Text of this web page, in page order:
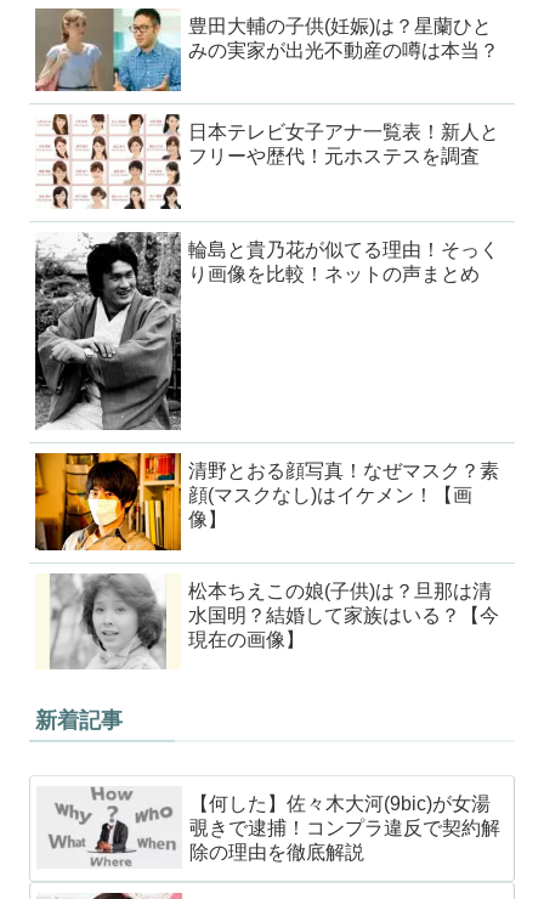
豊田大輔の子供(妊娠)は？星蘭ひと
みの実家が出光不動産の噂は本当？
日本テレビ女子アナ一覧表！新人と
フリーや歴代！元ホステスを調査
輪島と貴乃花が似てる理由！そっく
り画像を比較！ネットの声まとめ
清野とおる顔写真！なぜマスク？素
顔(マスクなし)はイケメン！【画
像】
松本ちえこの娘(子供)は？旦那は清
水国明？結婚して家族はいる？【今
現在の画像】
新着記事
【何した】佐々木大河(9bic)が女湯
覗きで逮捕！コンプラ違反で契約解
除の理由を徹底解説